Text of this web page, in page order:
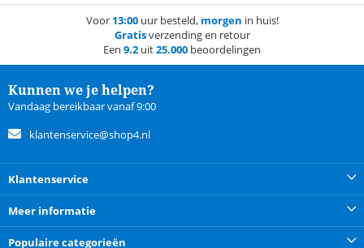
Voor 13:00uur besteld, morgen in huis!
Gratisverzending en retour
Een 9.2 uit25.000 beoordelingen
Kunnen we je helpen?
Vandaag bereikbaar vanaf 9:00
klantenservice@shop4.nl
Klantenservice
Meer informatie
Populaire categorieën